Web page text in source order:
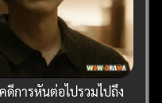
ดีการหันต่อไปรวมไปถึง